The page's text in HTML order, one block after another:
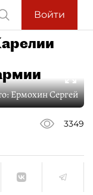
Войти
Ермохин Сергей
3349